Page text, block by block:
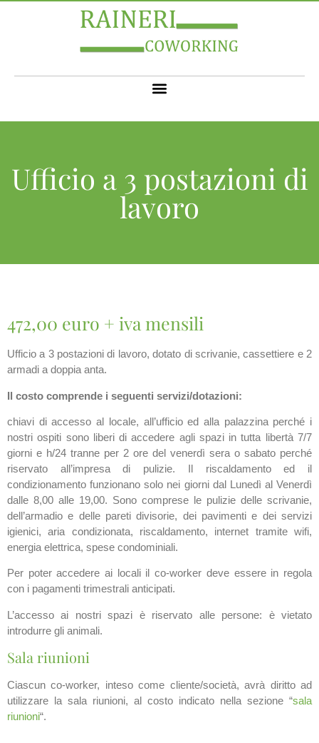
Ufficio a 3 postazioni di
lavoro
472,00 euro + iva mensili
Ufficio a 3 postazioni di lavoro, dotato di scrivanie, cassettiere e 2
armadi a doppia anta.
Il costo comprende i seguenti servizi/dotazioni:
chiavi di accesso al locale, all’ufficio ed alla palazzina perché i
nostri ospiti sono liberi di accedere agli spazi in tutta libertà 7/7
giorni e h/24 tranne per 2 ore del venerdì sera o sabato perché
riservato all’impresa di pulizie. Il riscaldamento ed il
condizionamento funzionano solo nei giorni dal Lunedì al Venerdì
dalle 8,00 alle 19,00. Sono comprese le pulizie delle scrivanie,
dell’armadio e delle pareti divisorie, dei pavimenti e dei servizi
igienici, aria condizionata, riscaldamento, internet tramite wifi,
energia elettrica, spese condominiali.
Per poter accedere ai locali il co-worker deve essere in regola
con i pagamenti trimestrali anticipati.
L’accesso ai nostri spazi è riservato alle persone: è vietato
introdurre gli animali.
Sala riunioni
Ciascun co-worker, inteso come cliente/società, avrà diritto ad
utilizzare la sala riunioni, al costo indicato nella sezione “sala
riunioni“.